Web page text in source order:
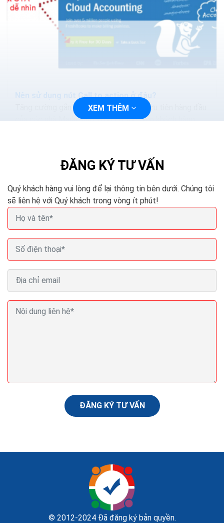
Nên sử dụng nút Call to action ở đâu?
Tăng cường gắn kết với khách hàng là ưu tiên hàng đầu
của các nhà Marketing vì nó có thể biến khách hàng
BÀI VIẾT LIÊN QUAN
Website là nơi hiển thị mọi sản phẩm của cửa...
XEM THÊM
ĐĂNG KÝ TƯ VẤN
Quý khách hàng vui lòng để lại thông tin bên dưới. Chúng tôi
sẽ liên hệ với Quý khách trong vòng ít phút!
ĐĂNG KÝ TƯ VẤN
© 2012-2024 Đã đăng ký bản quyền.